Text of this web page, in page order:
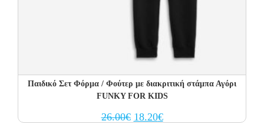
Παιδικό Σετ Φόρμα / Φούτερ με διακριτική στάμπα Αγόρι
FUNKY FOR KIDS
26.00€ Original
price
18.20€Current
price